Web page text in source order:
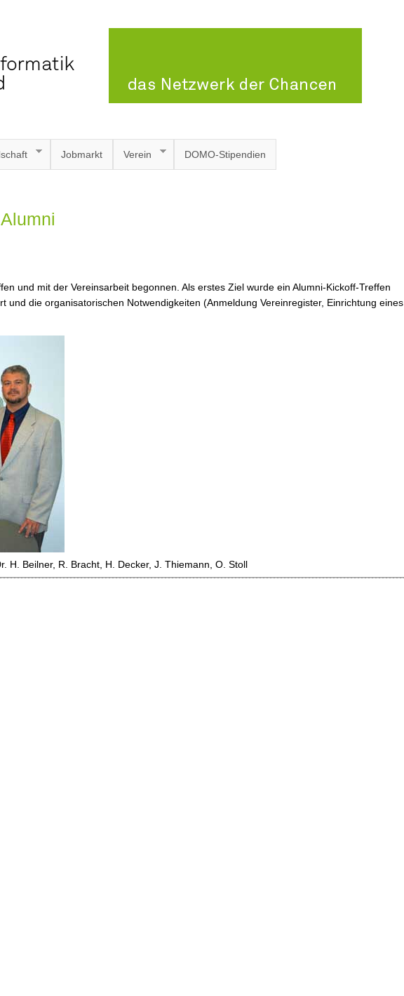
Jobmarkt Verein DOMO-Stipendien
und mit der Vereinsarbeit begonnen. Als erstes Ziel wurde ein Alumni-Kickoff-Treffen
und die organisatorischen Notwendigkeiten (Anmeldung Vereinregister, Einrichtung eines
H. Beilner, R. Bracht, H. Decker, J. Thiemann, O. Stoll